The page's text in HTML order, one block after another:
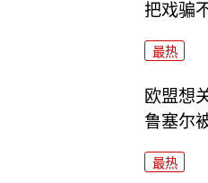
把戏骗
最热
欧盟想
鲁塞尔
最热